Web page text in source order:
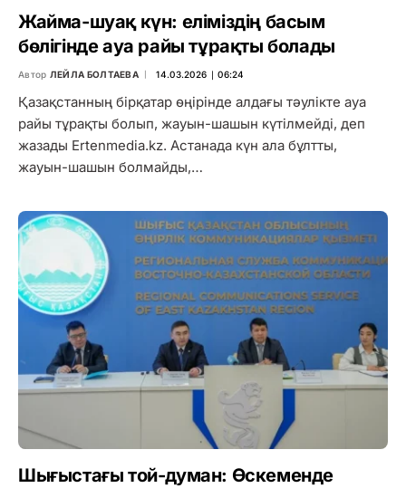
Жайма-шуақ күн: еліміздің басым
бөлігінде ауа райы тұрақты болады
Автор ЛЕЙЛА БОЛТАЕВА 14.03.2026 ∣ 06:24
Қазақстанның бірқатар өңірінде алдағы тәулікте ауа
райы тұрақты болып, жауын-шашын күтілмейді, деп
жазады Ertenmedia.kz. Астанада күн ала бұлтты,
жауын-шашын болмайды,…
Шығыстағы той-думан: Өскеменде